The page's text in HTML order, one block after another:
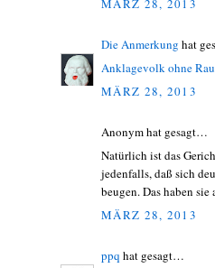
MÄRZ 28, 2013
Die Anmerkung hat
Anklagevolk ohne
MÄRZ 28, 2013
Anonym hat gesagt…
Natürlich ist das
jedenfalls, daß sich
beugen. Das haben
MÄRZ 28, 2013
ppq hat gesagt…